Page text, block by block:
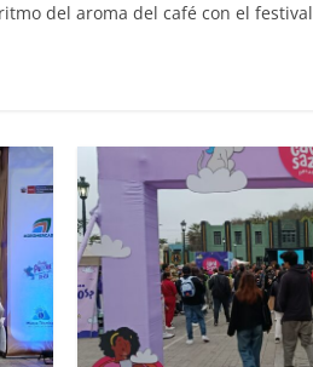
del aroma del café con el festival